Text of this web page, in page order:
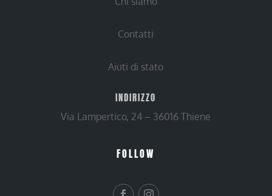
Contatti
Aiuti di stato
INDIRIZZO
Via Lampertico, 24 – 36016 Thiene
FOLLOW